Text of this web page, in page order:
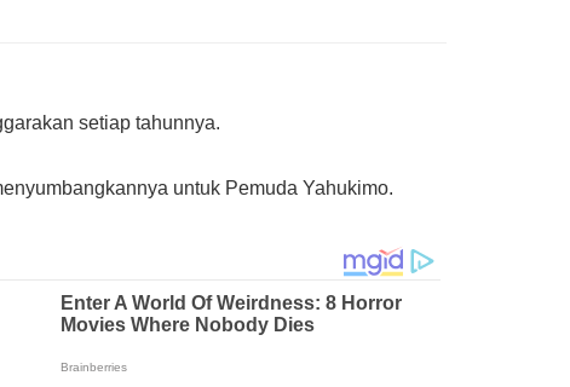
setiap tahunnya.
untuk Pemuda Yahukimo.